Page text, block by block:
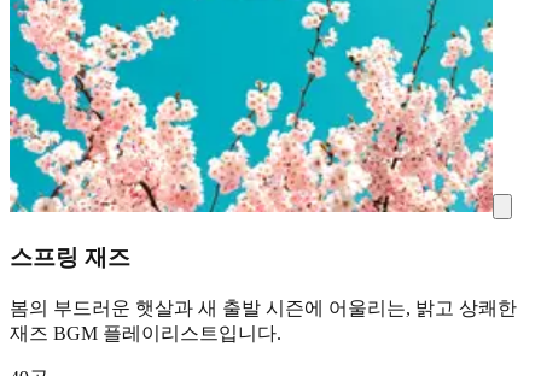
스프링 재즈
봄의 부드러운 햇살과 새 출발 시즌에 어울리는, 밝고 상쾌한
재즈 BGM 플레이리스트입니다.